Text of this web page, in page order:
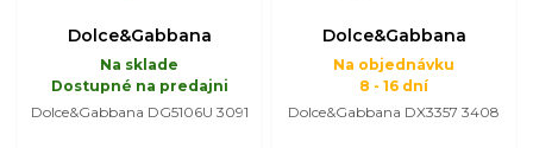
Dolce&Gabbana
Na sklade
Dostupné na predajni
Dolce&Gabbana DG5106U 3091
Dolce&Gabbana
Na objednávku
8 - 16 dní
Dolce&Gabbana DX3357 3408